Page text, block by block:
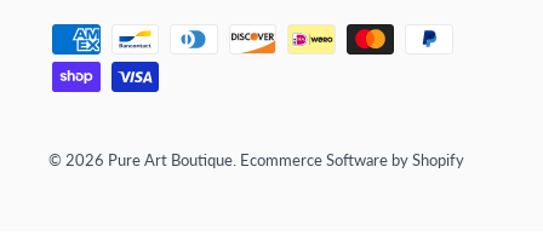
© 2026 Pure Art Boutique Ecommerce Software by Shopify